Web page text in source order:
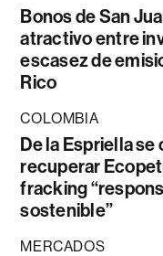
Bonos de San
atractivo entre
escasez de
Rico
COLOMBIA
De la Espriella
recuperar
fracking
sostenible”
MERCADOS